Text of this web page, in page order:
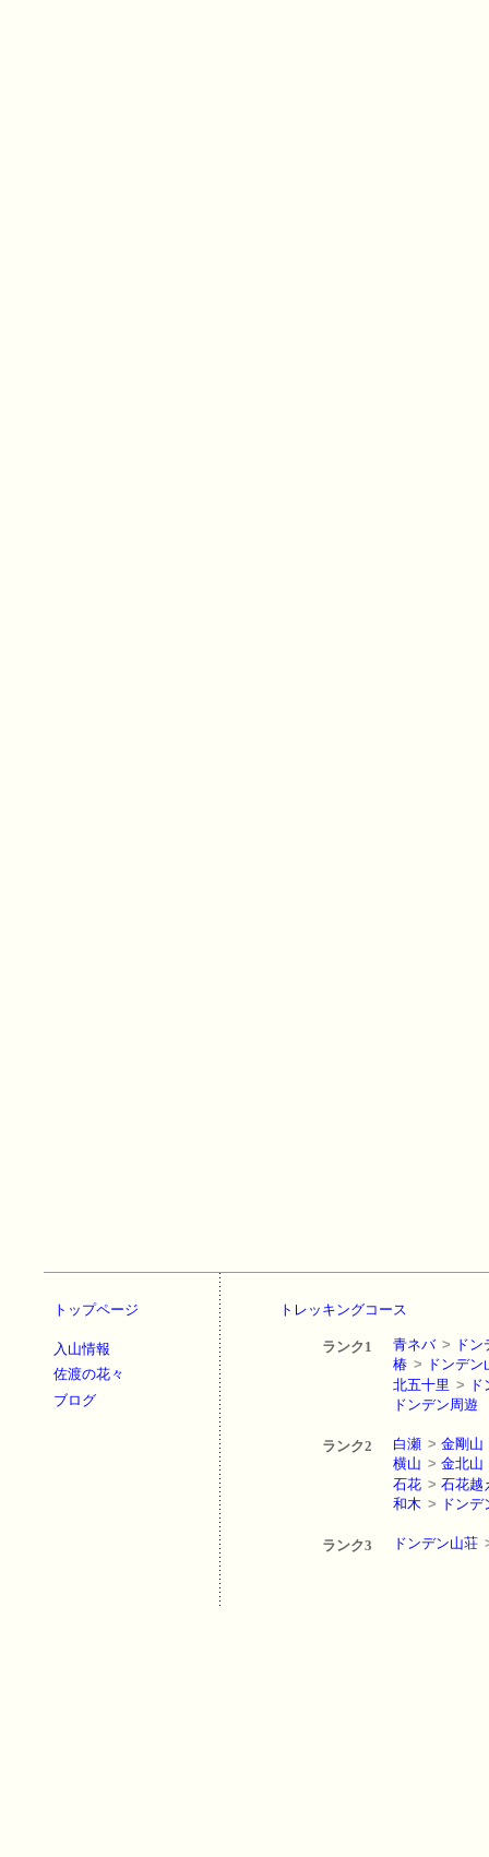
トップページ
入山情報
佐渡の花々
ブログ
トレッキングコース
ランク1 青ネバ > ド
椿 > ドンデン
北五十里 >
ドンデン周遊
ランク2 白瀬 > 金剛山
横山 > 金北山
石花 > 石花越
和木 > ドンデ
ランク3 ドンデン山荘